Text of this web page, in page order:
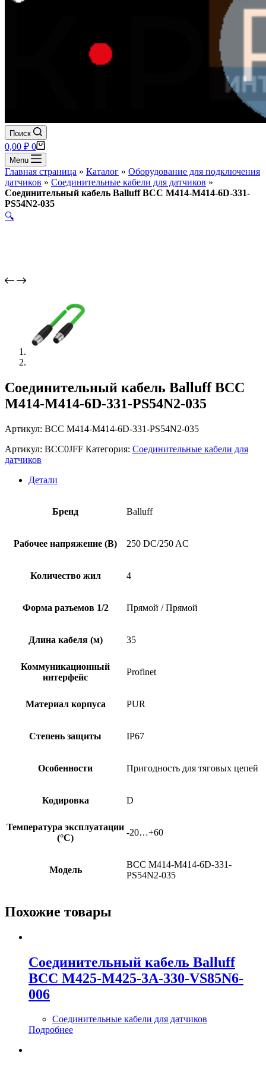
Поиск
Корзина
0,00 ₽ 0
Menu
Главная страница » Каталог » Оборудование для подключения
датчиков » Соединительные кабели для датчиков »
Соединительный кабель Balluff BCC M414-M414-6D-331-
PS54N2-035
🔍
Соединительный кабель Balluff BCC
M414-M414-6D-331-PS54N2-035
Артикул: BCC M414-M414-6D-331-PS54N2-035
Артикул: BCC0JFF Категория: Соединительные кабели для
датчиков
Детали
Бренд Balluff
Рабочее напряжение (В) 250 DC/250 AC
Количество жил 4
Форма разъемов 1/2 Прямой / Прямой
Длина кабеля (м) 35
Коммуникационный
интерфейс
Profinet
Материал корпуса PUR
Степень защиты IP67
Особенности Пригодность для тяговых цепей
Кодировка D
Температура эксплуатации
(°C)
-20…+60
Модель
BCC M414-M414-6D-331-
PS54N2-035
Похожие товары
Соединительный кабель Balluff
BCC M425-M425-3A-330-VS85N6-
006
Соединительные кабели для датчиков
Подробнее